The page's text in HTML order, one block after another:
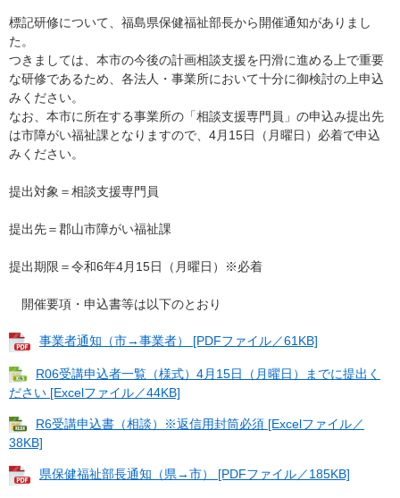
標記研修について、福島県保健福祉部長から開催通知がありまし
た。
つきましては、本市の今後の計画相談支援を円滑に進める上で重要
な研修であるため、各法人・事業所において十分に御検討の上申込
みください。
なお、本市に所在する事業所の「相談支援専門員」の申込み提出先
は市障がい福祉課となりますので、4月15日（月曜日）必着で申込
みください。
提出対象＝相談支援専門員
提出先＝郡山市障がい福祉課
提出期限＝令和6年4月15日（月曜日）※必着
開催要項・申込書等は以下のとおり
事業者通知（市→事業者） [PDFファイル／61KB]
R06受講申込者一覧（様式）4月15日（月曜日）までに提出く
ださい [Excelファイル／44KB]
R6受講申込書（相談）※返信用封筒必須 [Excelファイル／
38KB]
県保健福祉部長通知（県→市） [PDFファイル／185KB]